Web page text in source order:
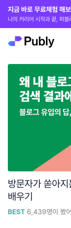
지금 바로 무료체험 해
나의 커리어 시작과 끝, 퍼블
방문자가 쏟아
배우기
BEST 6,439명이 봤